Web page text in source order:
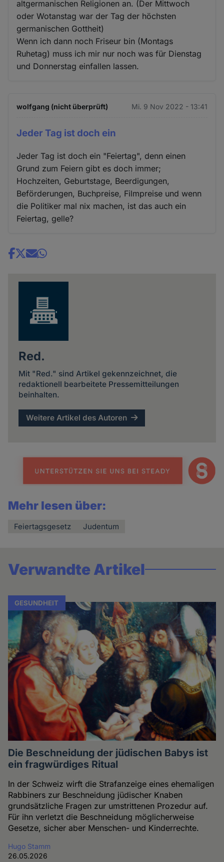
altgermanischen Religionen an. (Der Mittwoch
oder Wotanstag war der Tag der höchsten
germanischen Gottheit)
Wenn ich dann noch Friseur bin (Montags
Ruhetag) muss ich mir nur noch was für Dienstag
und Donnerstag einfallen lassen.
wolfgang (nicht überprüft) Mi. 9 Nov 2022 - 13:41
Jeder Tag ist doch ein
Jeder Tag ist doch ein "Feiertag", denn einen
Grund zum Feiern gibt es doch immer;
Hochzeiten, Geburtstage, Beerdigungen,
Beförderungen, Buchpreise, Filmpreise und wenn
die Politiker mal nix machen, ist das auch ein
Feiertag, gelle?
Share
Red.
Mit "Red." sind Artikel gekennzeichnet, die
redaktionell bearbeitete Pressemitteilungen
beinhalten.
Weitere Artikel des Autoren
Mehr lesen über:
Feiertagsgesetz Judentum
Verwandte Artikel
GESUNDHEIT
Die Beschneidung der jüdischen Babys ist
ein fragwürdiges Ritual
In der Schweiz wirft die Strafanzeige eines ehemaligen
Rabbiners zur Beschneidung jüdischer Knaben
grundsätzliche Fragen zur umstrittenen Prozedur auf.
Für ihn verletzt die Beschneidung möglicherweise
Gesetze, sicher aber Menschen- und Kinderrechte.
Hugo Stamm
26.05.2026